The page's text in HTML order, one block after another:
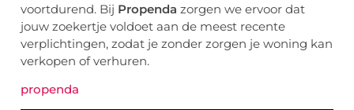
voortdurend. Bij Propenda zorgen we ervoor dat
jouw zoekertje voldoet aan de meest recente
verplichtingen, zodat je zonder zorgen je woning kan
verkopen of verhuren.
propenda